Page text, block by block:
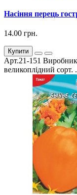
Насіння перець
14.00 грн.
Купити
Арт.21-151 Виробник
великоплідний сорт.